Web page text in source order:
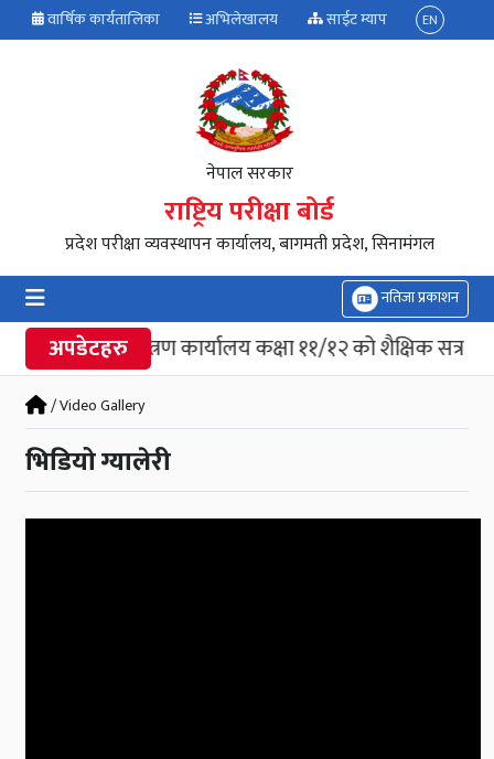
वार्षिक कार्यतालिका अभिलेखालय साईट म्याप EN
नेपाल सरकार
राष्ट्रिय परीक्षा बोर्ड
प्रदेश परीक्षा व्यवस्थापन कार्यालय, बागमती प्रदेश, सिनामंगल
नतिजा प्रकाशन
अपडेटहरु
परीक्षा नियन्त्रण कार्यालय कक्षा ११/१२ को शैक्षिक सत्र
/ Video Gallery
भिडियो ग्यालेरी